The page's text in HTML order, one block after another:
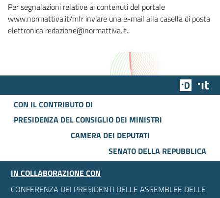
Per segnalazioni relative ai contenuti del portale
www.normattiva.it/mfr inviare una e-mail alla casella di posta
elettronica redazione@normattiva.it.
Team
CON IL CONTRIBUTO DI
PRESIDENZA DEL CONSIGLIO DEI MINISTRI
CAMERA DEI DEPUTATI
SENATO DELLA REPUBBLICA
IN COLLABORAZIONE CON
CONFERENZA DEI PRESIDENTI DELLE ASSEMBLEE DELLE